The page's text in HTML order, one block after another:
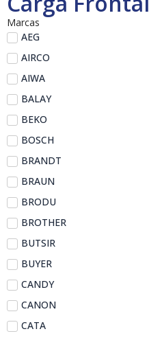
Marcas
AEG
AIRCO
AIWA
BALAY
BEKO
BOSCH
BRANDT
BRAUN
BRODU
BROTHER
BUTSIR
BUYER
CANDY
CANON
CATA